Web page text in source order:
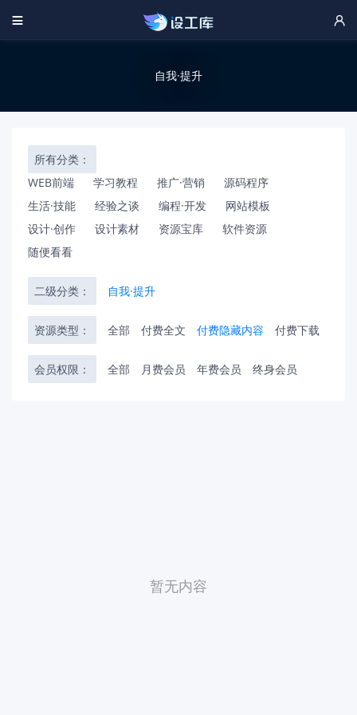
 
自我·提升
所有分类：
WEB前端
学习教程 推广·营销
源码程序
生活·技能
经验之谈 编程·开发
网站模板
设计·创作
设计素材 资源宝库
软件资源
随便看看
二级分类： 自我·提升
资源类型： 全部 付费全文 付费隐藏内容 付费下载
会员权限： 全部 月费会员 年费会员 终身会员
暂无内容